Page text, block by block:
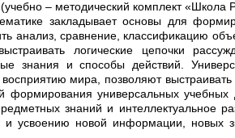
– методический комплект «Школа
закладывает основы для
анализ, сравнение, классификацию
логические цепочки
знания и способы действий.
мира, позволяют
формирования универсальных учебных
знаний и интеллектуальное
и усвоению новой информации, новых